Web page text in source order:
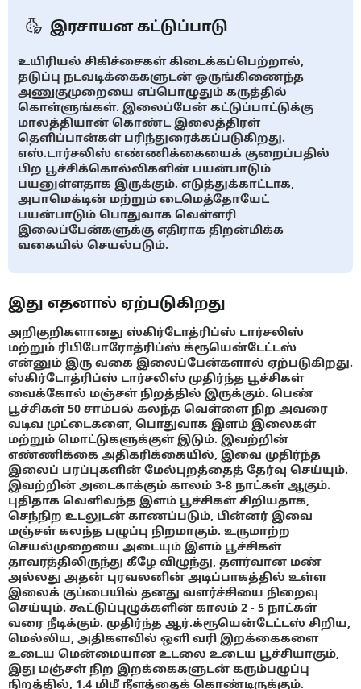
இரசாயன கட்டுப்பாடு
உயிரியல் சிகிச்சைகள் கிடைக்கப்பெற்றால்,
தடுப்பு நடவடிக்கைகளுடன் ஒருங்கிணைந்த
அணுகுமுறையை எப்பொழுதும் கருத்தில்
கொள்ளுங்கள். இலைப்பேன் கட்டுப்பாட்டுக்கு
மாலத்தியான் கொண்ட இலைத்திரள்
தெளிப்பான்கள் பரிந்துரைக்கப்படுகிறது.
எஸ்.டார்சலிஸ் எண்ணிக்கையைக் குறைப்பதில்
பிற பூச்சிக்கொல்லிகளின் பயன்பாடும்
பயனுள்ளதாக இருக்கும். எடுத்துக்காட்டாக,
அபாமெக்டின் மற்றும் டைமெத்தோயேட்
பயன்பாடும் பொதுவாக வெள்ளரி
இலைப்பேன்களுக்கு எதிராக திறன்மிக்க
வகையில் செயல்படும்.
இது எதனால் ஏற்படுகிறது
அறிகுறிகளானது ஸ்கிர்டோத்ரிப்ஸ் டார்சலிஸ்
மற்றும் ரிபிபோரோத்ரிப்ஸ் க்ரூயென்டேட்டஸ்
என்னும் இரு வகை இலைப்பேன்களால் ஏற்படுகிறது.
ஸ்கிர்டோத்ரிப்ஸ் டார்சலிஸ் முதிர்ந்த பூச்சிகள்
வைக்கோல் மஞ்சள் நிறத்தில் இருக்கும். பெண்
பூச்சிகள் 50 சாம்பல் கலந்த வெள்ளை நிற அவரை
வடிவ முட்டைகளை, பொதுவாக இளம் இலைகள்
மற்றும் மொட்டுகளுக்குள் இடும். இவற்றின்
எண்ணிக்கை அதிகரிக்கையில், இவை முதிர்ந்த
இலைப் பரப்புகளின் மேல்புறத்தைத் தேர்வு செய்யும்.
இவற்றின் அடைகாக்கும் காலம் 3-8 நாட்கள் ஆகும்.
புதிதாக வெளிவந்த இளம் பூச்சிகள் சிறியதாக,
செந்நிற உடலுடன் காணப்படும், பின்னர் இவை
மஞ்சள் கலந்த பழுப்பு நிறமாகும். உருமாற்ற
செயல்முறையை அடையும் இளம் பூச்சிகள்
தாவரத்திலிருந்து கீழே விழுந்து, தளர்வான மண்
அல்லது அதன் புரவலனின் அடிப்பாகத்தில் உள்ள
இலைக் குப்பையில் தனது வளர்ச்சியை நிறைவு
செய்யும். கூட்டுப்புழுக்களின் காலம் 2 - 5 நாட்கள்
வரை நீடிக்கும். முதிர்ந்த ஆர்.க்ரூயென்டேட்டஸ் சிறிய,
மெல்லிய, அதிகளவில் ஒளி வரி இறக்கைகளை
உடைய மென்மையான உடலை உடைய பூச்சியாகும்,
இது மஞ்சள் நிற இறக்கைகளுடன் கரும்பழுப்பு
நிறத்தில், 1.4 மிமீ நீளத்தைக் கொண்டிருக்கும்.